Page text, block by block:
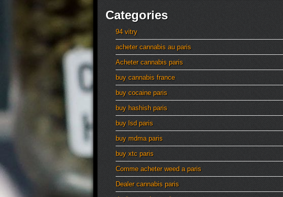
Categories
94 vitry
acheter cannabis au paris
Acheter cannabis paris
buy cannabis france
buy cocaine paris
buy hashish paris
buy lsd paris
buy mdma paris
buy xtc paris
Comme acheter weed a paris
Dealer cannabis paris